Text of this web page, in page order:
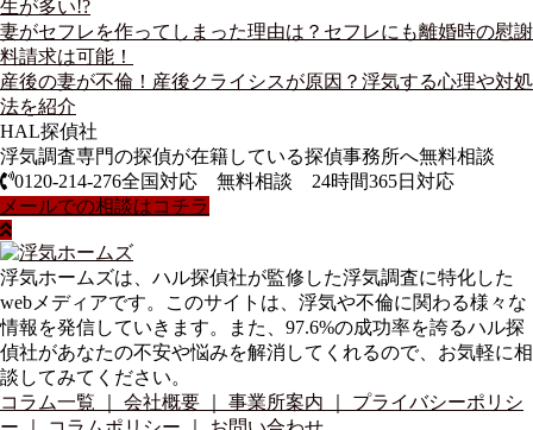
生が多い!?
妻がセフレを作ってしまった理由は？セフレにも離婚時の慰謝
料請求は可能！
産後の妻が不倫！産後クライシスが原因？浮気する心理や対処
法を紹介
HAL探偵社
浮気調査専門の探偵が在籍している探偵事務所へ無料相談
0120-214-276全国対応 無料相談 24時間365日対応
メールでの相談はコチラ
浮気ホームズは、ハル探偵社が監修した浮気調査に特化した
webメディアです。このサイトは、浮気や不倫に関わる様々な
情報を発信していきます。また、97.6%の成功率を誇るハル探
偵社があなたの不安や悩みを解消してくれるので、お気軽に相
談してみてください。
コラム一覧
｜ 会社概要 ｜ 事業所案内
｜ プライバシーポリシ